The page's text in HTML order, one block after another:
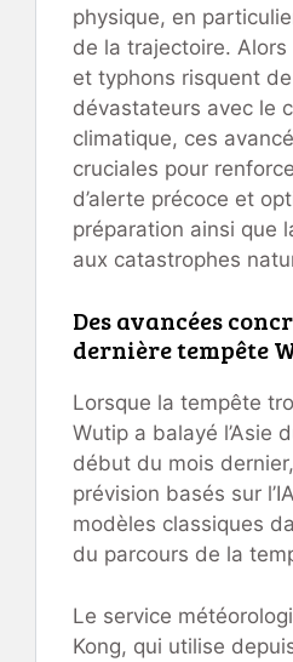
physique, en
de la trajectoire.
et typhons risquent
dévastateurs avec le
climatique, ces
cruciales pour
d’alerte précoce et
préparation ainsi que
aux catastrophes
Des avancées
dernière tempête
Lorsque la tempête
Wutip a balayé l’Asie
début du mois
prévision basés sur
modèles classiques
du parcours de la
Le service
Kong, qui utilise